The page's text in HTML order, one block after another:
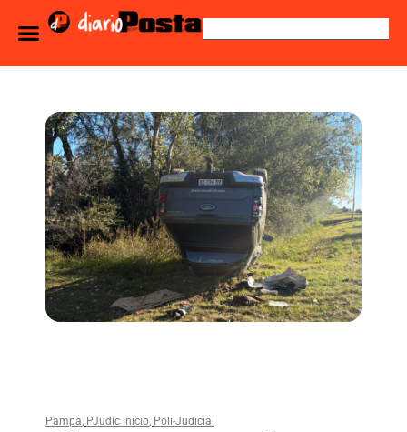
Pampa, PJudic inicio, Poli-Judicial